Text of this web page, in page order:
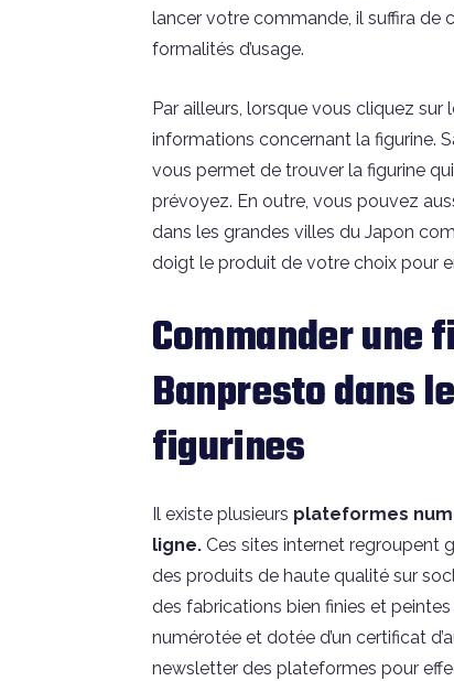
lancer votre commande, il suffira de
formalités d’usage.
Par ailleurs, lorsque vous cliquez
informations concernant la figurine.
vous permet de trouver la figurine
prévoyez. En outre, vous pouvez
dans les grandes villes du Japon
doigt le produit de votre choix pour
Commander une
Banpresto dans
figurines
Il existe plusieurs plateformes
ligne. Ces sites internet regroupent
des produits de haute qualité sur
des fabrications bien finies et
numérotée et dotée d’un certificat
newsletter des plateformes pour